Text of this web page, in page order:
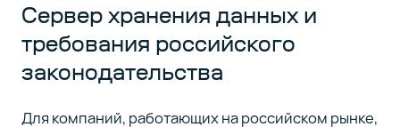
Сервер хранения данных и
требования российского
законодательства
Для компаний, работающих на российском рынке,